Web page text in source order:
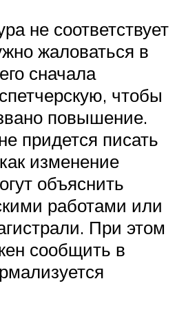
не соответствует
жаловаться в
сначала
чтобы
повышение.
придется писать
изменение
объяснить
работами или
При этом
сообщить в